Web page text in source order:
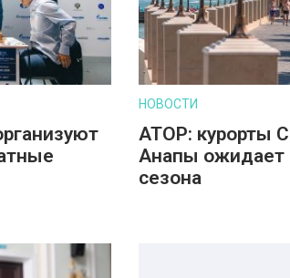
НОВОСТИ
АТОР: курорты
Анапы ожидает
сезона